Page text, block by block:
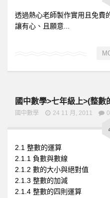
透過熱心老師製作實用且免費
讓有心、且願意...
國中數學>七年級上>(整
國中數學 24 11 月, 2011 0
2.1 整數的運算
2.1.1 負數與數線
2.1.2 數的大小與絕對值
2.1.3 整數的加減
2.1.4 整數的四則運算